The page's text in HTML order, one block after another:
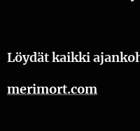
Löydät kaikki
merimort.com